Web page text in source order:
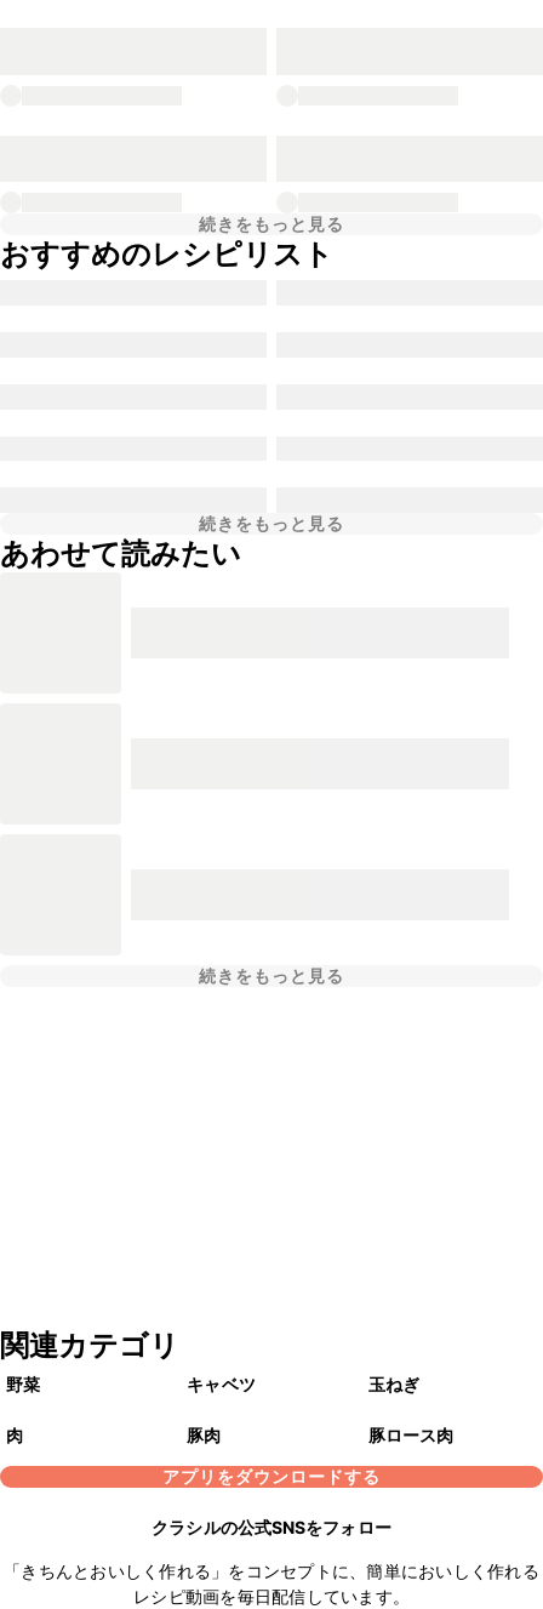
続きをもっと見る
おすすめのレシピリスト
続きをもっと見る
あわせて読みたい
続きをもっと見る
関連カテゴリ
野菜 キャベツ 玉ねぎ
肉 豚肉
豚ロース肉
アプリをダウンロードする
クラシルの公式SNSをフォロー
「きちんとおいしく作れる」をコンセプトに、簡単においしく作れる
レシピ動画を毎日配信しています。